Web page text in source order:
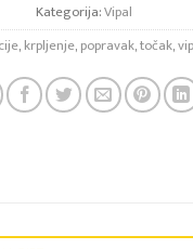
Kategorija:Vipal
,krpljenje,popravak,točak,